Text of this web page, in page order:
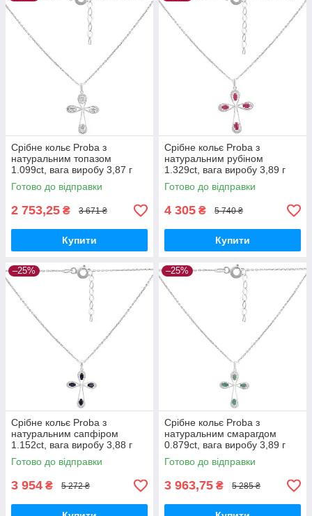
Срібне кольє Proba з
натуральним топазом
1.099ct, вага виробу 3,87 г
(2167617) 450500 розмір
Готово до відправки
2 753,25 ₴ 3 671 ₴
Купити
Срібне кольє Proba з
натуральним рубіном
1.329ct, вага виробу 3,89 г
(2167624) 450500 розмір
Готово до відправки
4 305 ₴ 5 740 ₴
Купити
–25%
Срібне кольє Proba з
натуральним сапфіром
1.152ct, вага виробу 3,88 г
(2167631) 450500 розмір
Готово до відправки
3 954 ₴ 5 272 ₴
–25%
Срібне кольє Proba з
натуральним смарагдом
0.879ct, вага виробу 3,89 г
(2167655) 450500 розмір
Готово до відправки
3 963,75 ₴ 5 285 ₴